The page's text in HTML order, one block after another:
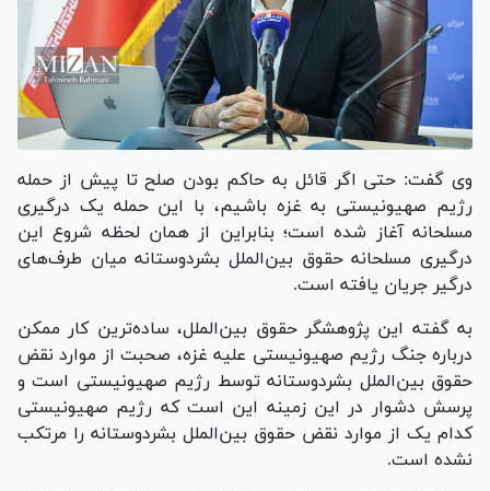
وی گفت: حتی اگر قائل به حاکم بودن صلح تا پیش از حمله
رژیم صهیونیستی به غزه باشیم، با این حمله یک درگیری
مسلحانه آغاز شده است؛ بنابراین از همان لحظه شروع این
درگیری مسلحانه حقوق بین‌الملل بشردوستانه میان طرف‌های
درگیر جریان یافته است.
به گفته این پژوهشگر حقوق بین‌الملل، ساده‌ترین کار ممکن
درباره جنگ رژیم صهیونیستی علیه غزه، صحبت از موارد نقض
حقوق بین‌الملل بشردوستانه توسط رژیم صهیونیستی است و
پرسش دشوار در این زمینه این است که رژیم صهیونیستی
کدام یک از موارد نقض حقوق بین‌الملل بشردوستانه را مرتکب
نشده است.